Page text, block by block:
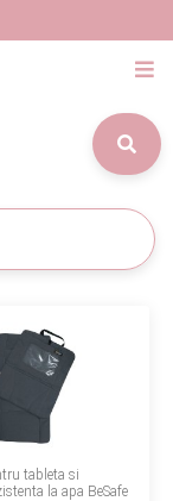
tableta si
la apa BeSafe